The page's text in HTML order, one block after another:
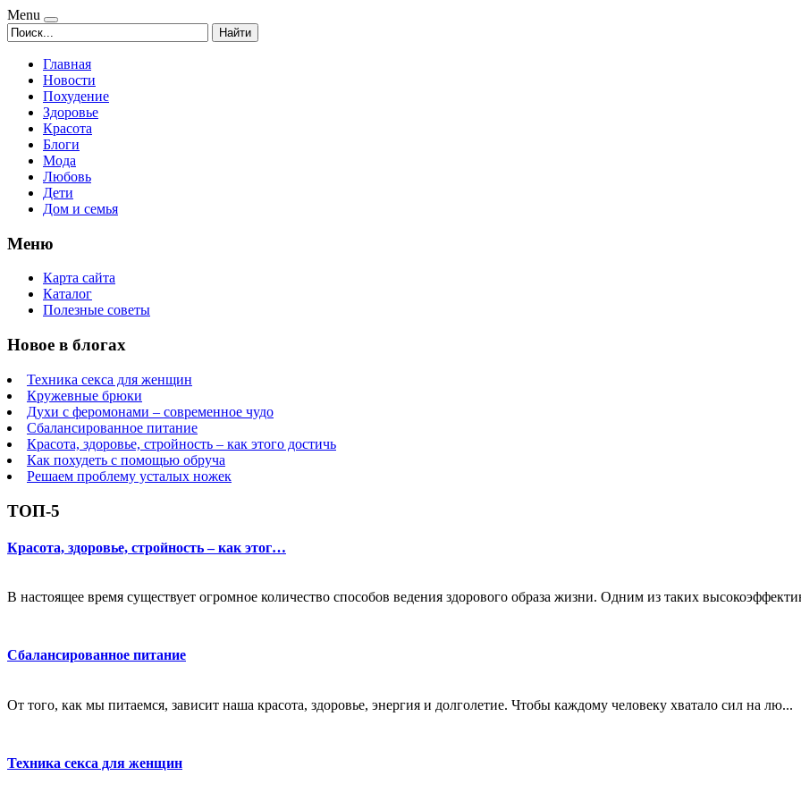
Menu
Найти
Главная
Новости
Похудение
Здоровье
Красота
Блоги
Мода
Любовь
Дети
Дом и семья
Меню
Карта сайта
Каталог
Полезные советы
Новое в блогах
Техника секса для женщин
Кружевные брюки
Духи с феромонами – современное чудо
Сбалансированное питание
Красота, здоровье, стройность – как этого достичь
Как похудеть с помощью обруча
Решаем проблему усталых ножек
ТОП-5
Красота, здоровье, стройность – как этог…
В настоящее время существует огромное количество способов ведения здорового образа жизни. Одним из таких
Сбалансированное питание
От того, как мы питаемся, зависит наша красота, здоровье, энергия и долголетие. Чтобы каждому человеку хватало сил на лю...
Техника секса для женщин